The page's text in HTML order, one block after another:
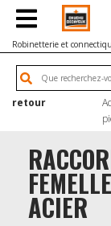
Robinetterie et
retour
ACIER